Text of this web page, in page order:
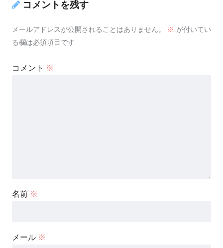
コメントを残す
メールアドレスが公開されることはありません。 ※ が付いてい
る欄は必須項目です
コメント ※
名前 ※
メール ※